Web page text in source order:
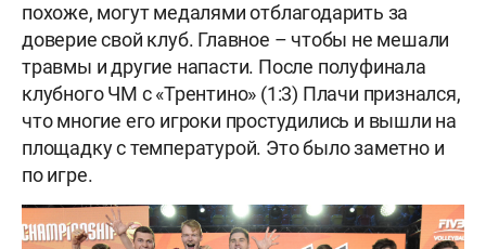
похоже, могут медалями отблагодарить за
доверие свой клуб. Главное – чтобы не мешали
травмы и другие напасти. После полуфинала
клубного ЧМ с «Трентино» (1:3) Плачи признался,
что многие его игроки простудились и вышли на
площадку с температурой. Это было заметно и
по игре.